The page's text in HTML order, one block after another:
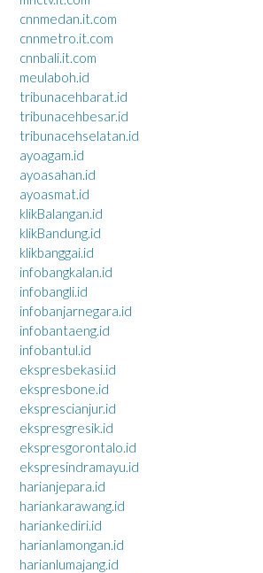
cnnmedan.it.com
cnnmetro.it.com
cnnbali.it.com
meulaboh.id
tribunacehbarat.id
tribunacehbesar.id
tribunacehselatan.id
ayoagam.id
ayoasahan.id
ayoasmat.id
klikBalangan.id
klikBandung.id
klikbanggai.id
infobangkalan.id
infobangli.id
infobanjarnegara.id
infobantaeng.id
infobantul.id
ekspresbekasi.id
ekspresbone.id
eksprescianjur.id
ekspresgresik.id
ekspresgorontalo.id
ekspresindramayu.id
harianjepara.id
hariankarawang.id
hariankediri.id
harianlamongan.id
harianlumajang.id